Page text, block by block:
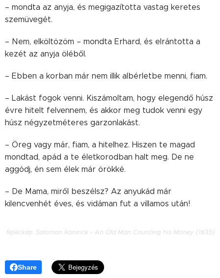
– mondta az anyja, és megigazította vastag keretes
szemüvegét.
– Nem, elköltözöm – mondta Erhard, és elrántotta a
kezét az anyja öléből.
– Ebben a korban már nem illik albérletbe menni, fiam.
– Lakást fogok venni. Kiszámoltam, hogy elegendő húsz
évre hitelt felvennem, és akkor meg tudok venni egy
húsz négyzetméteres garzonlakást.
– Öreg vagy már, fiam, a hitelhez. Hiszen te magad
mondtad, apád a te életkorodban halt meg. De ne
aggódj, én sem élek már örökké.
– De Mama, miről beszélsz? Az anyukád már
kilencvenhét éves, és vidáman fut a villamos után!
fejléckép: Salomon Koninck - An Old Man Counting his Money (1635)
Share